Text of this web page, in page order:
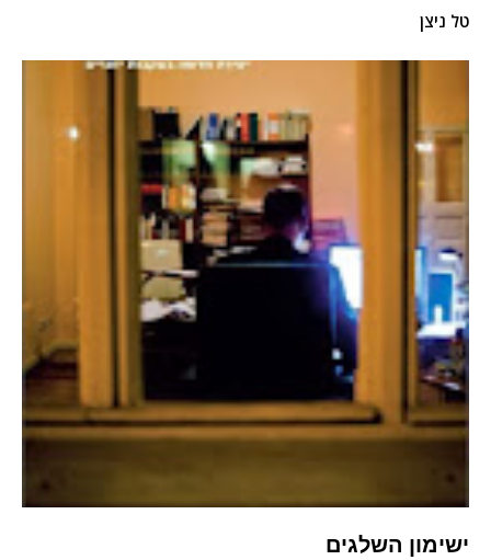
טל ניצן
ישימון השלגים